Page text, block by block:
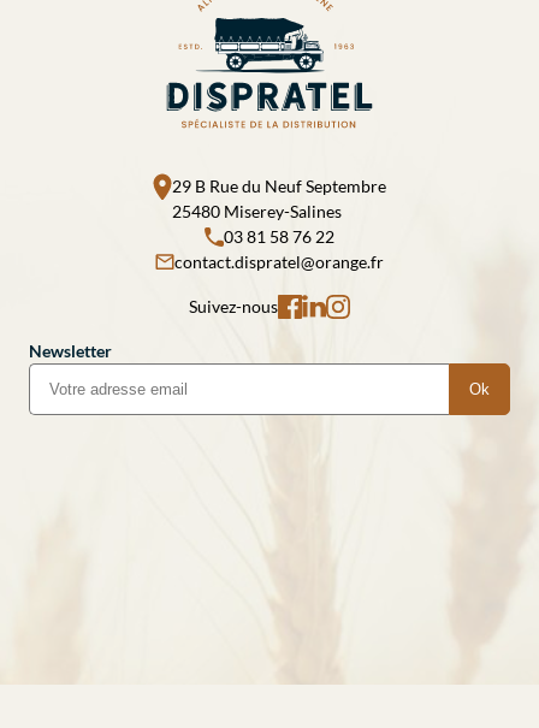
29 B Rue du Neuf Septembre
25480 Miserey-Salines
03 81 58 76 22
contact.dispratel@orange.fr
Suivez-nous
Newsletter
Ok